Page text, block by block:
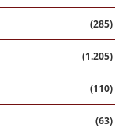
(285)
(1.205)
(110)
(63)